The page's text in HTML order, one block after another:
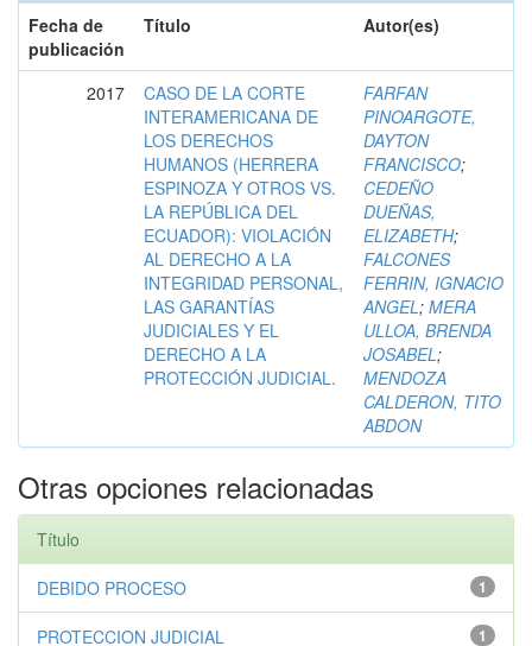
Fecha de
publicación
Título Autor(es)
2017
CASO DE LA CORTE
INTERAMERICANA DE
LOS DERECHOS
HUMANOS (HERRERA
ESPINOZA Y OTROS VS.
LA REPÚBLICA DEL
ECUADOR): VIOLACIÓN
AL DERECHO A LA
INTEGRIDAD PERSONAL,
LAS GARANTÍAS
JUDICIALES Y EL
DERECHO A LA
PROTECCIÓN JUDICIAL.
FARFAN
PINOARGOTE,
DAYTON
FRANCISCO;
CEDEÑO
DUEÑAS,
ELIZABETH;
FALCONES
FERRIN, IGNACIO
ANGEL; MERA
ULLOA, BRENDA
JOSABEL;
MENDOZA
CALDERON, TITO
ABDON
Otras opciones relacionadas
Título
1
DEBIDO PROCESO
1
PROTECCION JUDICIAL